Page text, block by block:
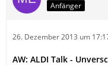
Anfänger
26. Dezember 2013 um
AW: ALDI Talk -